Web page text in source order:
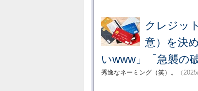
クレジッ
意）を決
いwww」「急襲の
秀逸なネーミング（笑）。 （